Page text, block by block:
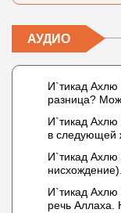
АУДИО
И`тикад
разница?
И`тикад Ахлю
в следующей
Усмана ибн
дела и
И`тикад Ахлю
описывается
И`тикад Ахлю
речь Аллаха.